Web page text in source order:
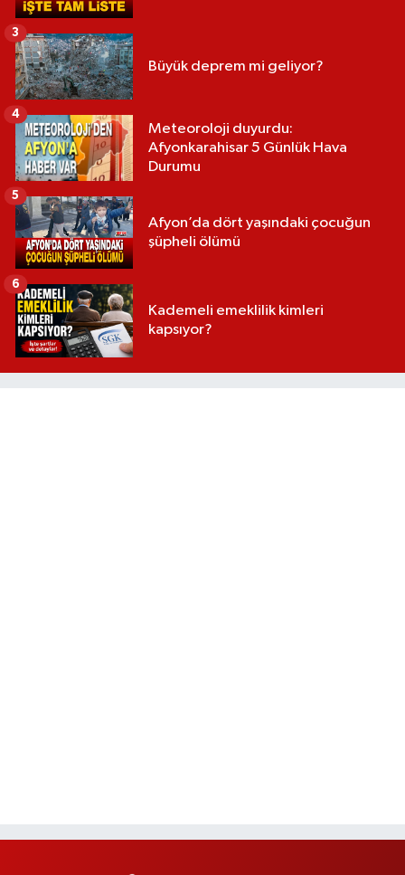
Büyük deprem mi geliyor?
3
Meteoroloji duyurdu:
Afyonkarahisar 5 Günlük Hava
Durumu
4
Afyon’da dört yaşındaki çocuğun
şüpheli ölümü
5
Kademeli emeklilik kimleri
kapsıyor?
6